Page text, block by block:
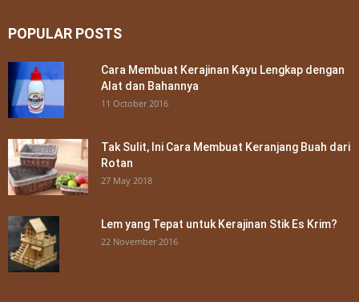
POPULAR POSTS
Cara Membuat Kerajinan Kayu Lengkap dengan
Alat dan Bahannya
11 October 2016
Tak Sulit, Ini Cara Membuat Keranjang Buah dari
Rotan
27 May 2018
Lem yang Tepat untuk Kerajinan Stik Es Krim?
22 November 2016